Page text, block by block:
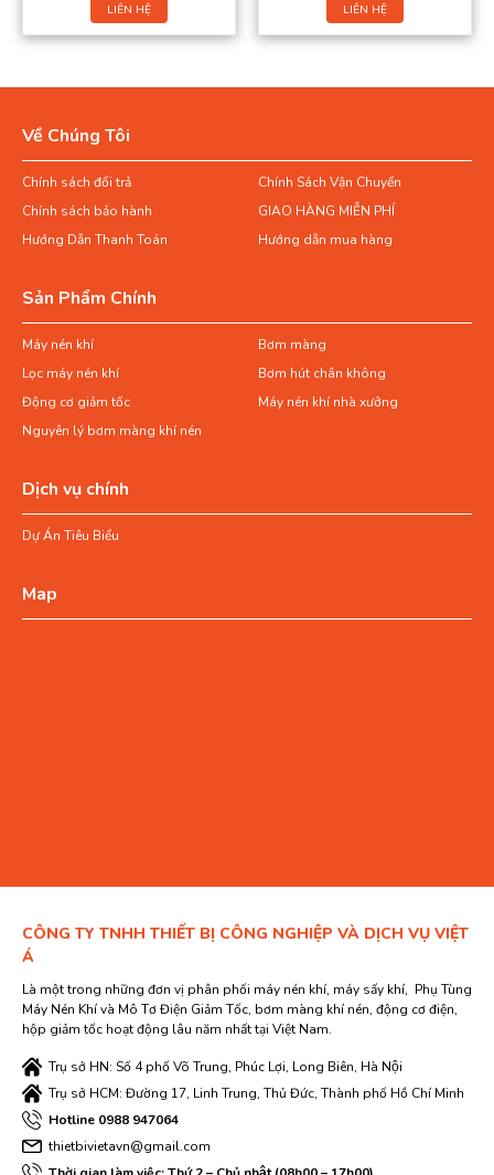
LIÊN HỆ LIÊN HỆ
Về Chúng Tôi
Chính sách đổi trả
Chính Sách Vận Chuyển
Chính sách bảo hành
GIAO HÀNG MIỄN PHÍ
Hướng Dẫn Thanh Toán
Hướng dẫn mua hàng
Sản Phẩm Chính
Máy nén khí
Bơm màng
Lọc máy nén khí
Bơm hút chân không
Động cơ giảm tốc
Máy nén khí nhà xưởng
Nguyên lý bơm màng khí nén
Dịch vụ chính
Dự Án Tiêu Biểu
Map
CÔNG TY TNHH THIẾT BỊ CÔNG NGHIỆP VÀ DỊCH VỤ VIỆT
Á
Là một trong những đơn vị phân phối máy nén khí, máy sấy khí, Phụ Tùng
Máy Nén Khí và Mô Tơ Điện Giảm Tốc, bơm màng khí nén, động cơ điện,
hộp giảm tốc hoạt động lâu năm nhất tại Việt Nam.
Trụ sở HN: Số 4 phố Võ Trung, Phúc Lợi, Long Biên, Hà Nội
Trụ sở HCM: Đường 17, Linh Trung, Thủ Đức, Thành phố Hồ Chí Minh
Hotline 0988 947064
thietbivietavn@gmail.com